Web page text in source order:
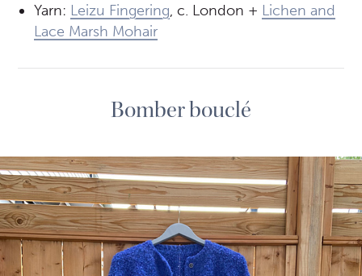
Yarn: Leizu Fingering, c. London + Lichen and
Lace Marsh Mohair
Bomber bouclé